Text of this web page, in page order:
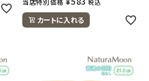
税込
カートに入れる